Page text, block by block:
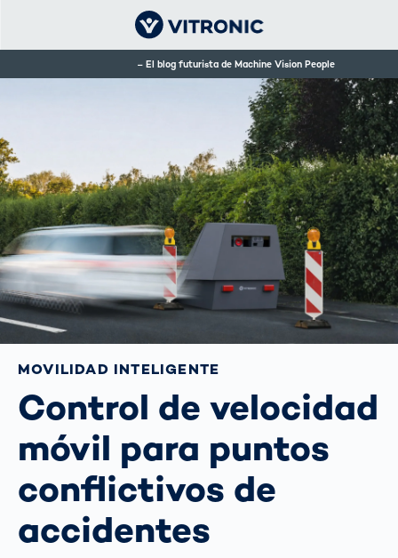
El blog futurista de Machine Vision People
MOVILIDAD INTELIGENTE
Control de velocidad
móvil para puntos
conflictivos de
accidentes